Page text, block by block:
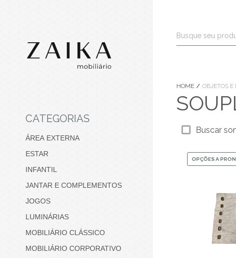
CATEGORIAS
ÁREA EXTERNA
ESTAR
INFANTIL
JANTAR E COMPLEMENTOS
JOGOS
LUMINÁRIAS
MOBILIÁRIO CLÁSSICO
MOBILIÁRIO CORPORATIVO
HOME OBJETOS E
Buscar
OPÇÕES A